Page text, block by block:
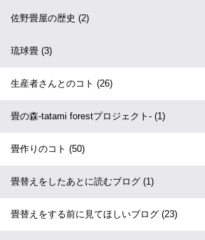
佐野畳屋の歴史 (2)
琉球畳 (3)
生産者さんとのコト (26)
畳の森-tatami forestプロジェクト- (1)
畳作りのコト (50)
畳替えをしたあとに読むブログ (1)
畳替えをする前に見てほしいブログ (23)